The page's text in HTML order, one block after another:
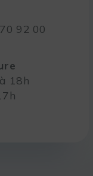
92 00
18h